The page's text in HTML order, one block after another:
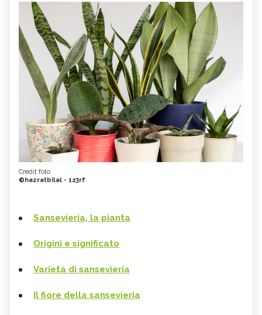
Credit foto
©hazratbilal - 123rf
Sansevieria, la pianta
Origini e significato
Varietà di sansevieria
Il fiore della sansevieria